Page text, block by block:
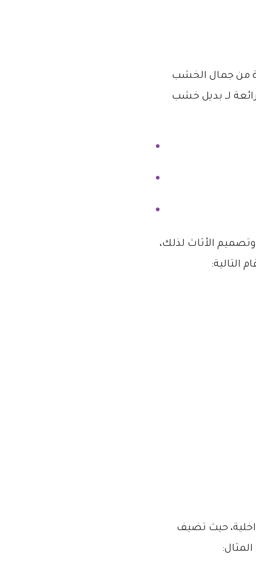
من جمال الخشب
لــ بديل خشب
الأثاث لذلك،
التالية:
حيث تضيف